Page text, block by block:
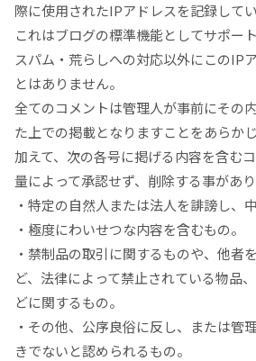
際に使用されたIPアドレスを記録してい
これはブログの標準機能としてサポー
スパム・荒らしへの対応以外にこのIP
とはありません。
全てのコメントは管理人が事前にその
た上での掲載となりますことをあらか
加えて、次の各号に掲げる内容を含む
量によって承認せず、削除する事があり
・特定の自然人または法人を誹謗し、
・極度にわいせつな内容を含むもの。
・禁制品の取引に関するものや、他者
ど、法律によって禁止されている物品
どに関するもの。
・その他、公序良俗に反し、または管
きでないと認められるもの。